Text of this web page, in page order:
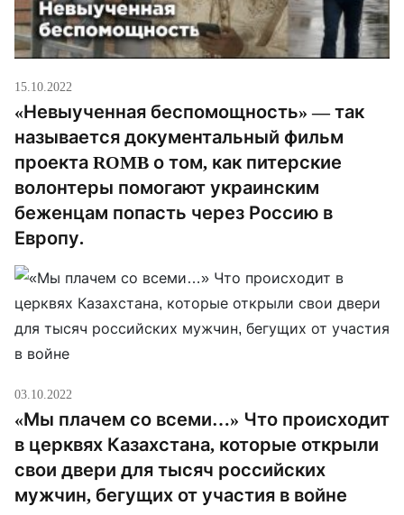
15.10.2022
«Невыученная беспомощность» — так
называется документальный фильм
проекта ROMB о том, как питерские
волонтеры помогают украинским
беженцам попасть через Россию в
Европу.
03.10.2022
«Мы плачем со всеми…» Что происходит
в церквях Казахстана, которые открыли
свои двери для тысяч российских
мужчин, бегущих от участия в войне